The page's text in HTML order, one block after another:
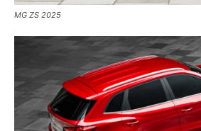
MG ZS 2025